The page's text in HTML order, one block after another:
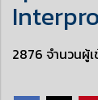
2876 จำนวนผู้